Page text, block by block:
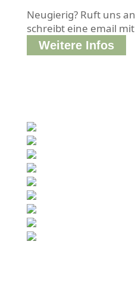
Neugierig? Ruft uns
schreibt eine email
Weitere Infos